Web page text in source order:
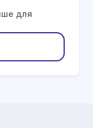
для